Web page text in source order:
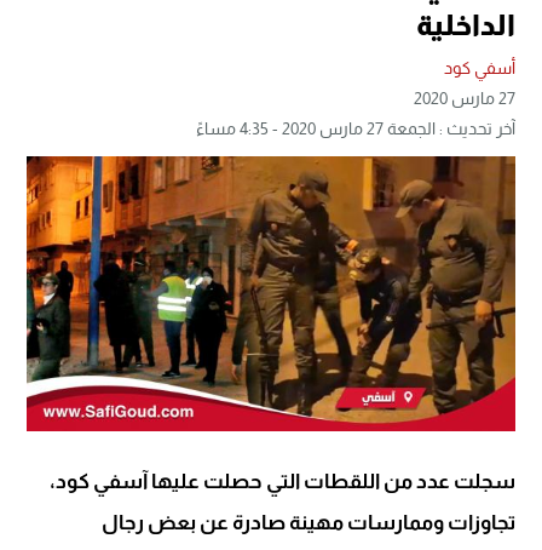
الداخلية
أسفي كود
27 مارس 2020
آخر تحديث : الجمعة 27 مارس 2020 - 4:35 مساءً
سجلت عدد من اللقطات التي حصلت عليها آسفي كود،
تجاوزات وممارسات مهينة صادرة عن بعض رجال